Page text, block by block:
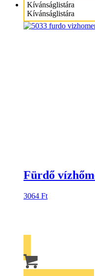
Kívánságlistára
Kívánságlistára
Fürdő
3064 Ft